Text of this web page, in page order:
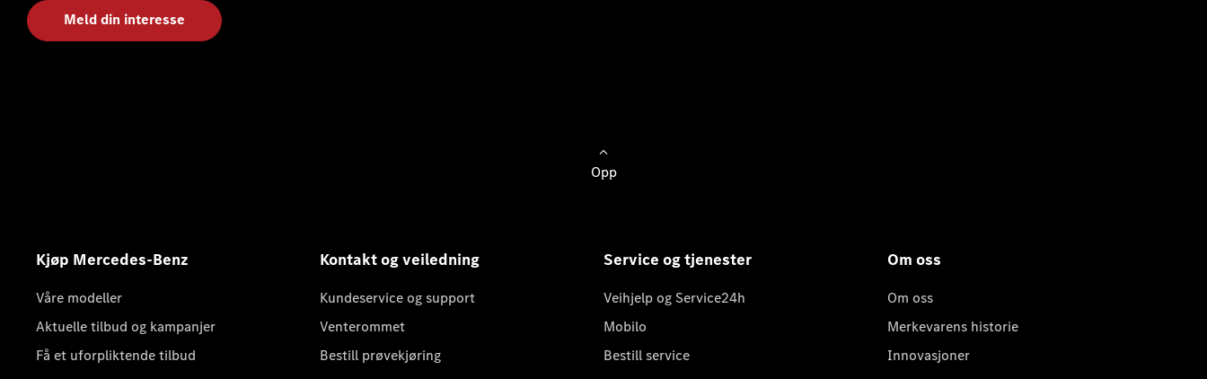
Meld din interesse
Opp
Kjøp Mercedes-Benz
Våre modeller
Aktuelle tilbud og kampanjer
Få et uforpliktende tilbud
Kontakt og veiledning
Kundeservice og support
Venterommet
Bestill prøvekjøring
Service og tjenester
Veihjelp og Service24h
Mobilo
Bestill service
Om oss
Om oss
Merkevarens historie
Innovasjoner